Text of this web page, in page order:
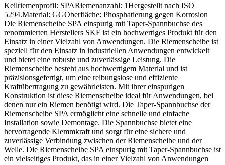
Keilriemenprofil: SPARiemenanzahl: 1Hergestellt nach ISO
5294.Material: GGOberfläche: Phosphatierung gegen Korrosion
Die Riemenscheibe SPA einspurig mit Taper-Spannbuchse des
renommierten Herstellers SKF ist ein hochwertiges Produkt für den
Einsatz in einer Vielzahl von Anwendungen. Die Riemenscheibe ist
speziell für den Einsatz in industriellen Anwendungen entwickelt
und bietet eine robuste und zuverlässige Leistung. Die
Riemenscheibe besteht aus hochwertigem Material und ist
präzisionsgefertigt, um eine reibungslose und effiziente
Kraftübertragung zu gewährleisten. Mit ihrer einspurigen
Konstruktion ist diese Riemenscheibe ideal für Anwendungen, bei
denen nur ein Riemen benötigt wird. Die Taper-Spannbuchse der
Riemenscheibe SPA ermöglicht eine schnelle und einfache
Installation sowie Demontage. Die Spannbuchse bietet eine
hervorragende Klemmkraft und sorgt für eine sichere und
zuverlässige Verbindung zwischen der Riemenscheibe und der
Welle. Die Riemenscheibe SPA einspurig mit Taper-Spannbuchse ist
ein vielseitiges Produkt, das in einer Vielzahl von Anwendungen